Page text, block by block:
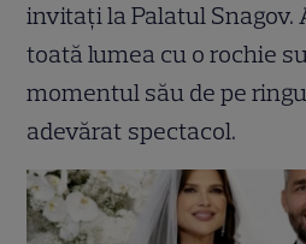
invitați la Palatul Snagov.
toată lumea cu o rochie
momentul său de pe
adevărat spectacol.